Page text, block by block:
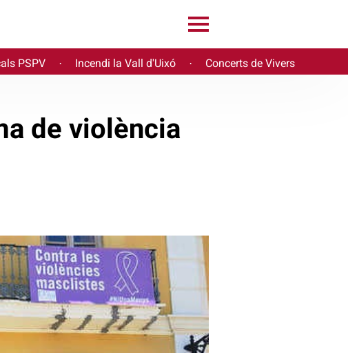
PSPV · Incendi la Vall d'Uixó · Concerts de Vivers
de violència